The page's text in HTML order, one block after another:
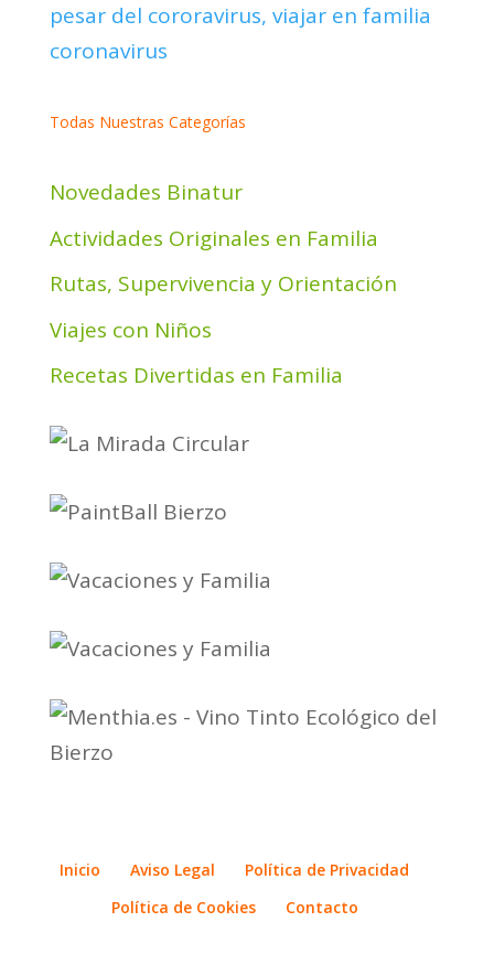
Todas Nuestras Categorías
Novedades Binatur
Actividades Originales en Familia
Rutas, Supervivencia y Orientación
Viajes con Niños
Recetas Divertidas en Familia
Inicio Aviso Legal
Política de Privacidad
Política de Cookies
Contacto